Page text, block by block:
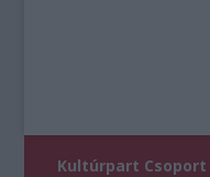
Kultúrpart Csoport